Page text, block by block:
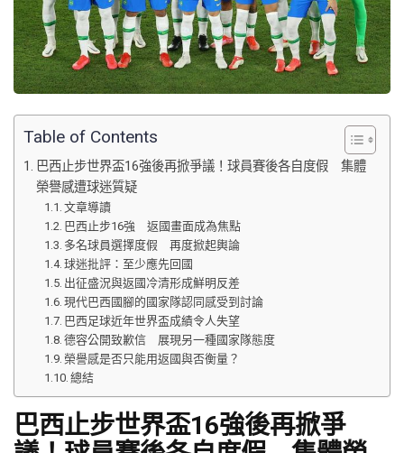
Table of Contents
巴西止步世界盃16強後再掀爭議！球員賽後各自度假 集體
榮譽感遭球迷質疑
文章導讀
巴西止步16強 返國畫面成為焦點
多名球員選擇度假 再度掀起輿論
球迷批評：至少應先回國
出征盛況與返國冷清形成鮮明反差
現代巴西國腳的國家隊認同感受到討論
巴西足球近年世界盃成績令人失望
德容公開致歉信 展現另一種國家隊態度
榮譽感是否只能用返國與否衡量？
總結
巴西止步世界盃16強後再掀爭